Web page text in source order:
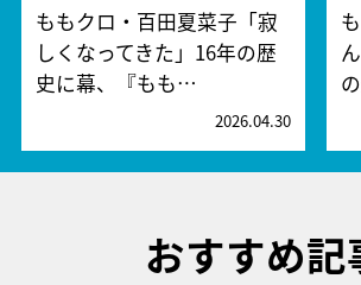
ももクロ・百田夏菜子「寂
しくなってきた」16年の歴
史に幕、『もも…
2026.04.30
おすすめ記